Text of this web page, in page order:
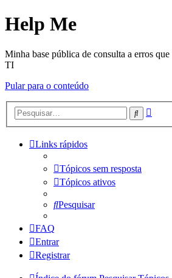
Help Me
Minha base pública de consulta a erros
TI
Pular para o conteúdo
Pesquisar
Links rápidos
Tópicos sem resposta
Tópicos ativos
Pesquisar
FAQ
Entrar
Registrar